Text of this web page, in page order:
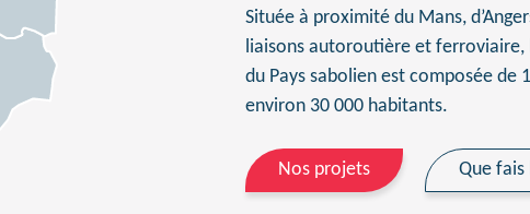
Située à proximité du Mans,
liaisons autoroutière et
du Pays sabolien est composée de
environ 30 000 habitants.
Nos projets Que fais